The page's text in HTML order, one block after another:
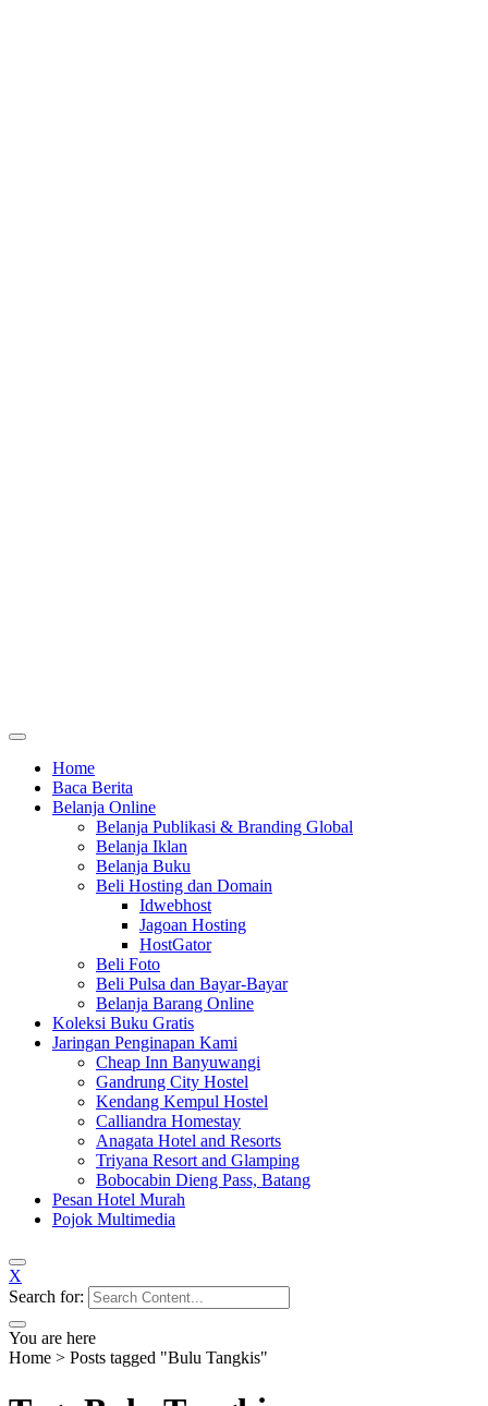
Home
Baca Berita
Belanja Online
Belanja Publikasi & Branding Global
Belanja Iklan
Belanja Buku
Beli Hosting dan Domain
Idwebhost
Jagoan Hosting
HostGator
Beli Foto
Beli Pulsa dan Bayar-Bayar
Belanja Barang Online
Koleksi Buku Gratis
Jaringan Penginapan Kami
Cheap Inn Banyuwangi
Gandrung City Hostel
Kendang Kempul Hostel
Calliandra Homestay
Anagata Hotel and Resorts
Triyana Resort and Glamping
Bobocabin Dieng Pass, Batang
Pesan Hotel Murah
Pojok Multimedia
X
Search for:
You are here
Home > Posts tagged "Bulu Tangkis"